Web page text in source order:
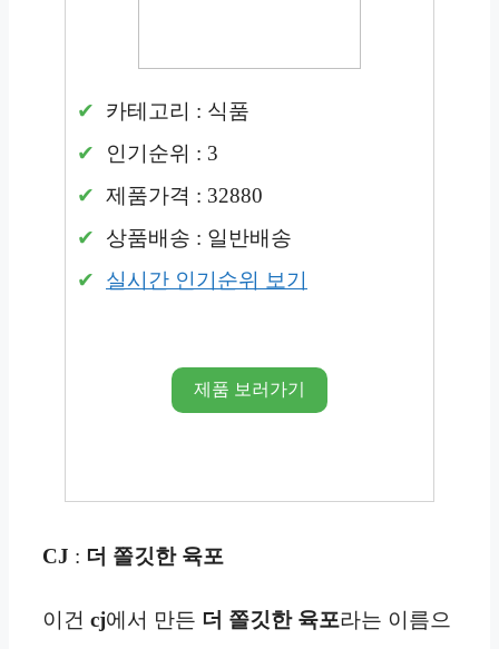
카테고리 : 식품
인기순위 : 3
제품가격 : 32880
상품배송 : 일반배송
실시간 인기순위 보기
제품 보러가기
CJ : 더 쫄깃한 육포
이건 cj에서 만든 더 쫄깃한 육포라는 이름으